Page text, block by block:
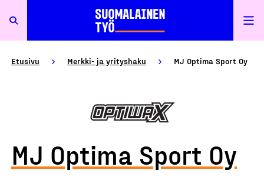
Etusivu Merkki- ja yrityshaku MJ Optima Sport Oy
MJ Optima Sport Oy